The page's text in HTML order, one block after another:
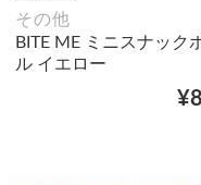
その他
BITE ME ミニスナック
ル イエロー